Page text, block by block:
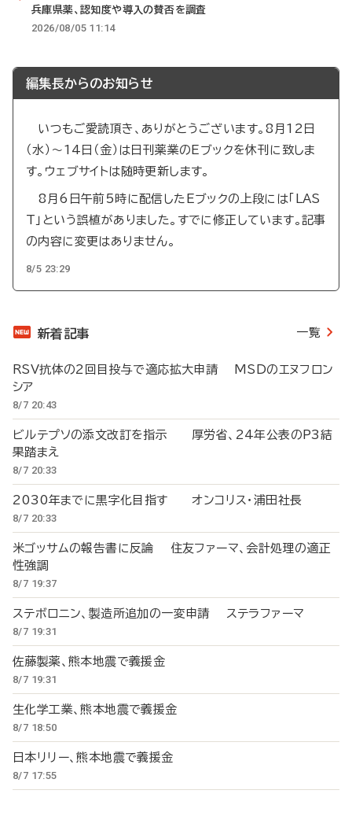
兵庫県薬、認知度や導入の賛否を調査
2026/08/05 11:14
編集長からのお知らせ
いつもご愛読頂き、ありがとうございます。8月12日
（水）～14日（金）は日刊薬業のEブックを休刊に致しま
す。ウェブサイトは随時更新します。
8月6日午前5時に配信したEブックの上段には「LAS
T」という誤植がありました。すでに修正しています。記事
の内容に変更はありません。
8/5 23:29
新着記事 一覧
RSV抗体の2回目投与で適応拡大申請 MSDのエヌフロン
シア
8/7 20:43
ビルテプソの添文改訂を指示 厚労省、24年公表のP3結
果踏まえ
8/7 20:33
2030年までに黒字化目指す オンコリス・浦田社長
8/7 20:33
米ゴッサムの報告書に反論 住友ファーマ、会計処理の適正
性強調
8/7 19:37
ステボロニン、製造所追加の一変申請 ステラファーマ
8/7 19:31
佐藤製薬、熊本地震で義援金
8/7 19:31
生化学工業、熊本地震で義援金
8/7 18:50
日本リリー、熊本地震で義援金
8/7 17:55